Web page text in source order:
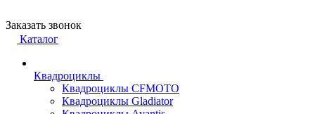
Заказать звонок
Каталог
Квадроциклы
Квадроциклы CFMOTO
Квадроциклы Gladiator